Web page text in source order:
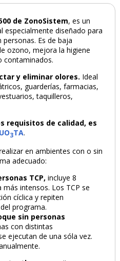
de ZonoSistem, es un
especialmente diseñado para
Es de baja
ozono, mejora la higiene
contaminados.
y eliminar olores. Ideal
guarderías, farmacias,
taquilleros,
requisitos de calidad, es
3TA.
en ambientes con o sin
adecuado:
TCP, incluye 8
intensos. Los TCP se
cíclica y repiten
programa.
sin personas
con distintas
ejecutan de una sóla vez.